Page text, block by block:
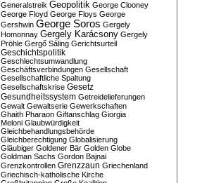
Generalstreik Geopolitik George Clooney
George Floyd George Floys George
Gershwin George Soros Gergely
Homonnay Gergely Karácsony Gergely
Pröhle Gergő Sáling Gerichtsurteil
Geschichtspolitik
Geschlechtsumwandlung
Geschäftsverbindungen Gesellschaft
Gesellschaftliche Spaltung
Gesellschaftskrise Gesetz
Gesundheitssystem Getreidelieferungen
Gewalt Gewaltserie Gewerkschaften
Ghaith Pharaon Giftanschlag Giorgia
Meloni Glaubwürdigkeit
Gleichbehandlungsbehörde
Gleichberechtigung Globalisierung
Gläubiger Goldener Bär Golden Globe
Goldman Sachs Gordon Bajnai
Grenzkontrollen Grenzzaun Griechenland
Griechisch-katholische Kirche